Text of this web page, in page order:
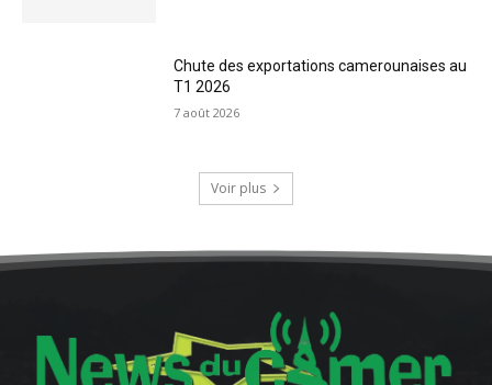
Chute des exportations camerounaises au
T1 2026
7 août 2026
Voir plus